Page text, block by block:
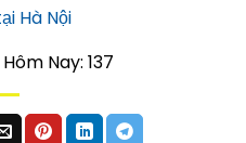
Hà Nội
Nay: 137